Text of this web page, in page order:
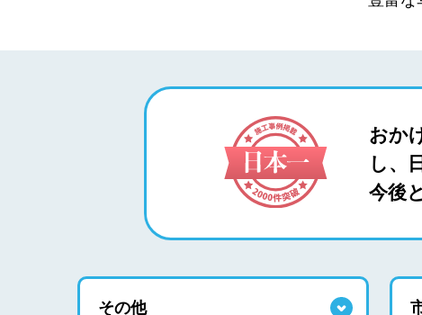
おか
し、
今後